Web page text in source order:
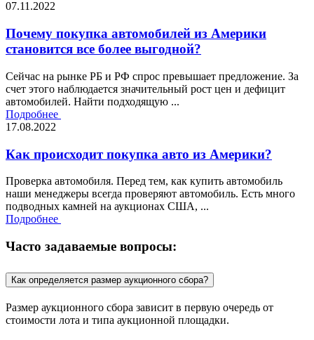
07.11.2022
Почему покупка автомобилей из Америки
становится все более выгодной?
Сейчас на рынке РБ и РФ спрос превышает предложение. За
счет этого наблюдается значительный рост цен и дефицит
автомобилей. Найти подходящую ...
Подробнее
17.08.2022
Как происходит покупка авто из Америки?
Проверка автомобиля. Перед тем, как купить автомобиль
наши менеджеры всегда проверяют автомобиль. Есть много
подводных камней на аукционах США, ...
Подробнее
Часто задаваемые вопросы:
Как определяется размер аукционного сбора?
Размер аукционного сбора зависит в первую очередь от
стоимости лота и типа аукционной площадки.